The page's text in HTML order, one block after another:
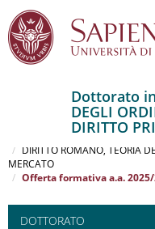
contenuto
principale
Dottorato in
DEGLI
DIRITTO
DIRITTO ROMANO, TEORIA
MERCATO
Offerta formativa a.a.
DOTTORATO